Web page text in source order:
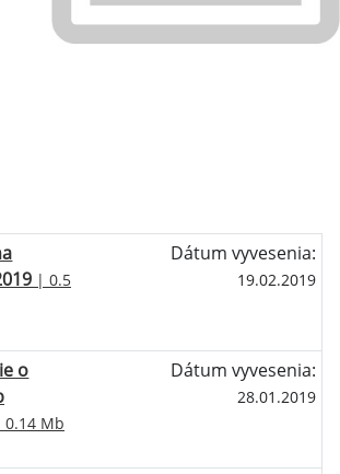
| 0.5
Dátum vyvesenia:
19.02.2019
o
Mb
Dátum vyvesenia:
28.01.2019